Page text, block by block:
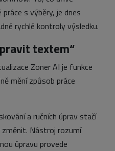
s výběry, je dnes
rychlé kontroly výsledku.
textem“
Zoner AI je funkce
mění způsob práce
a ručních úprav stačí
Nástroj rozumí
úpravu provede